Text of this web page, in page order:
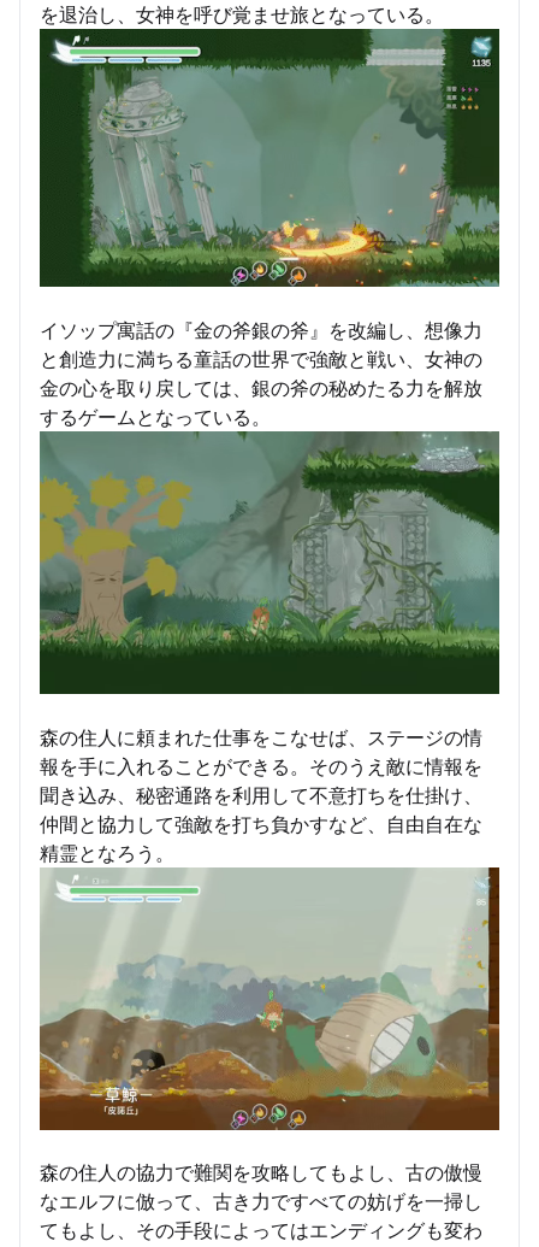
を退治し、女神を呼び覚ませ旅となっている。
イソップ寓話の『金の斧銀の斧』を改編し、想像力
と創造力に満ちる童話の世界で強敵と戦い、女神の
金の心を取り戻しては、銀の斧の秘めたる力を解放
するゲームとなっている。
森の住人に頼まれた仕事をこなせば、ステージの情
報を手に入れることができる。そのうえ敵に情報を
聞き込み、秘密通路を利用して不意打ちを仕掛け、
仲間と協力して強敵を打ち負かすなど、自由自在な
精霊となろう。
森の住人の協力で難関を攻略してもよし、古の傲慢
なエルフに倣って、古き力ですべての妨げを一掃し
てもよし、その手段によってはエンディングも変わ